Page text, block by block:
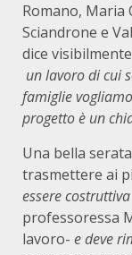
Romano, Maria
Sciandrone e
dice
un lavoro di cui
famiglie
progetto è un
Una bella
trasmettere ai
essere
professoressa
lavoro- e deve